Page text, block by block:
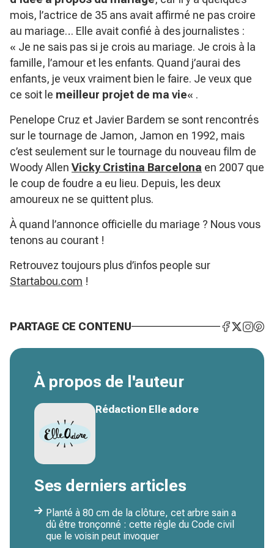
mois, l’actrice de 35 ans avait affirmé ne pas croire
au mariage… Elle avait confié à des journalistes :
« Je ne sais pas si je crois au mariage. Je crois à la
famille, l’amour et les enfants. Quand j’aurai des
enfants, je veux vraiment bien le faire. Je veux que
ce soit le meilleur projet de ma vie« .
Penelope Cruz et Javier Bardem se sont rencontrés
sur le tournage de Jamon, Jamon en 1992, mais
c’est seulement sur le tournage du nouveau film de
Woody Allen Vicky Cristina Barcelona en 2007 que
le coup de foudre a eu lieu. Depuis, les deux
amoureux ne se quittent plus.
À quand l’annonce officielle du mariage ? Nous vous
tenons au courant !
Retrouvez toujours plus d’infos people sur
Startabou.com !
PARTAGE CE CONTENU
À propos de l'auteur
Rédaction Elle adore
Ses derniers articles
Planté à 80 cm de la clôture, cet arbre sain a
dû être tronçonné : cette règle du Code civil
que le voisin peut invoquer